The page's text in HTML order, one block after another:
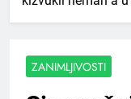
ZANIMLJIVOSTI